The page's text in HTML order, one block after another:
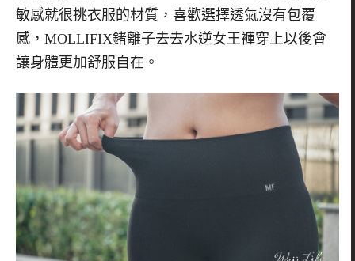
敏感就很挑衣服的材質，喜歡選擇透氣沒有包覆
感，MOLLIFIX鍺離子去去水逆女王褲穿上以後會
讓身體更加舒服自在。